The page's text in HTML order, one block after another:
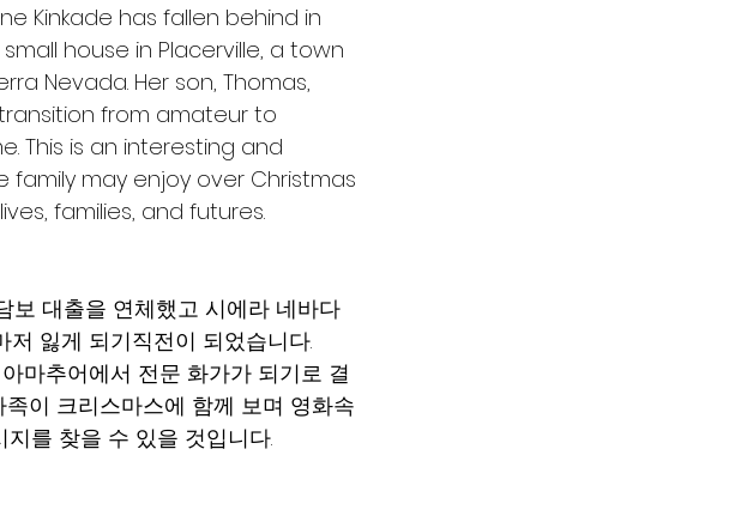
Kinkade has fallen behind in
house in Placerville, a town
Nevada. Her son, Thomas,
from amateur to
This is an interesting and
family may enjoy over Christmas
families, and futures.
보 대출을 연체했고 시에라 네바다
잃게 되기직전이 되었습니다.
마추어에서 전문 화가가 되기로 결
이 크리스마스에 함께 보며 영화속
를 찾을 수 있을 것입니다.